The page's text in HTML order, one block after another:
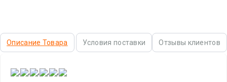
Описание Товара Условия поставки Отзывы клиентов
, , , , ,